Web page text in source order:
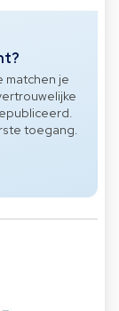
matchen je
toegang.